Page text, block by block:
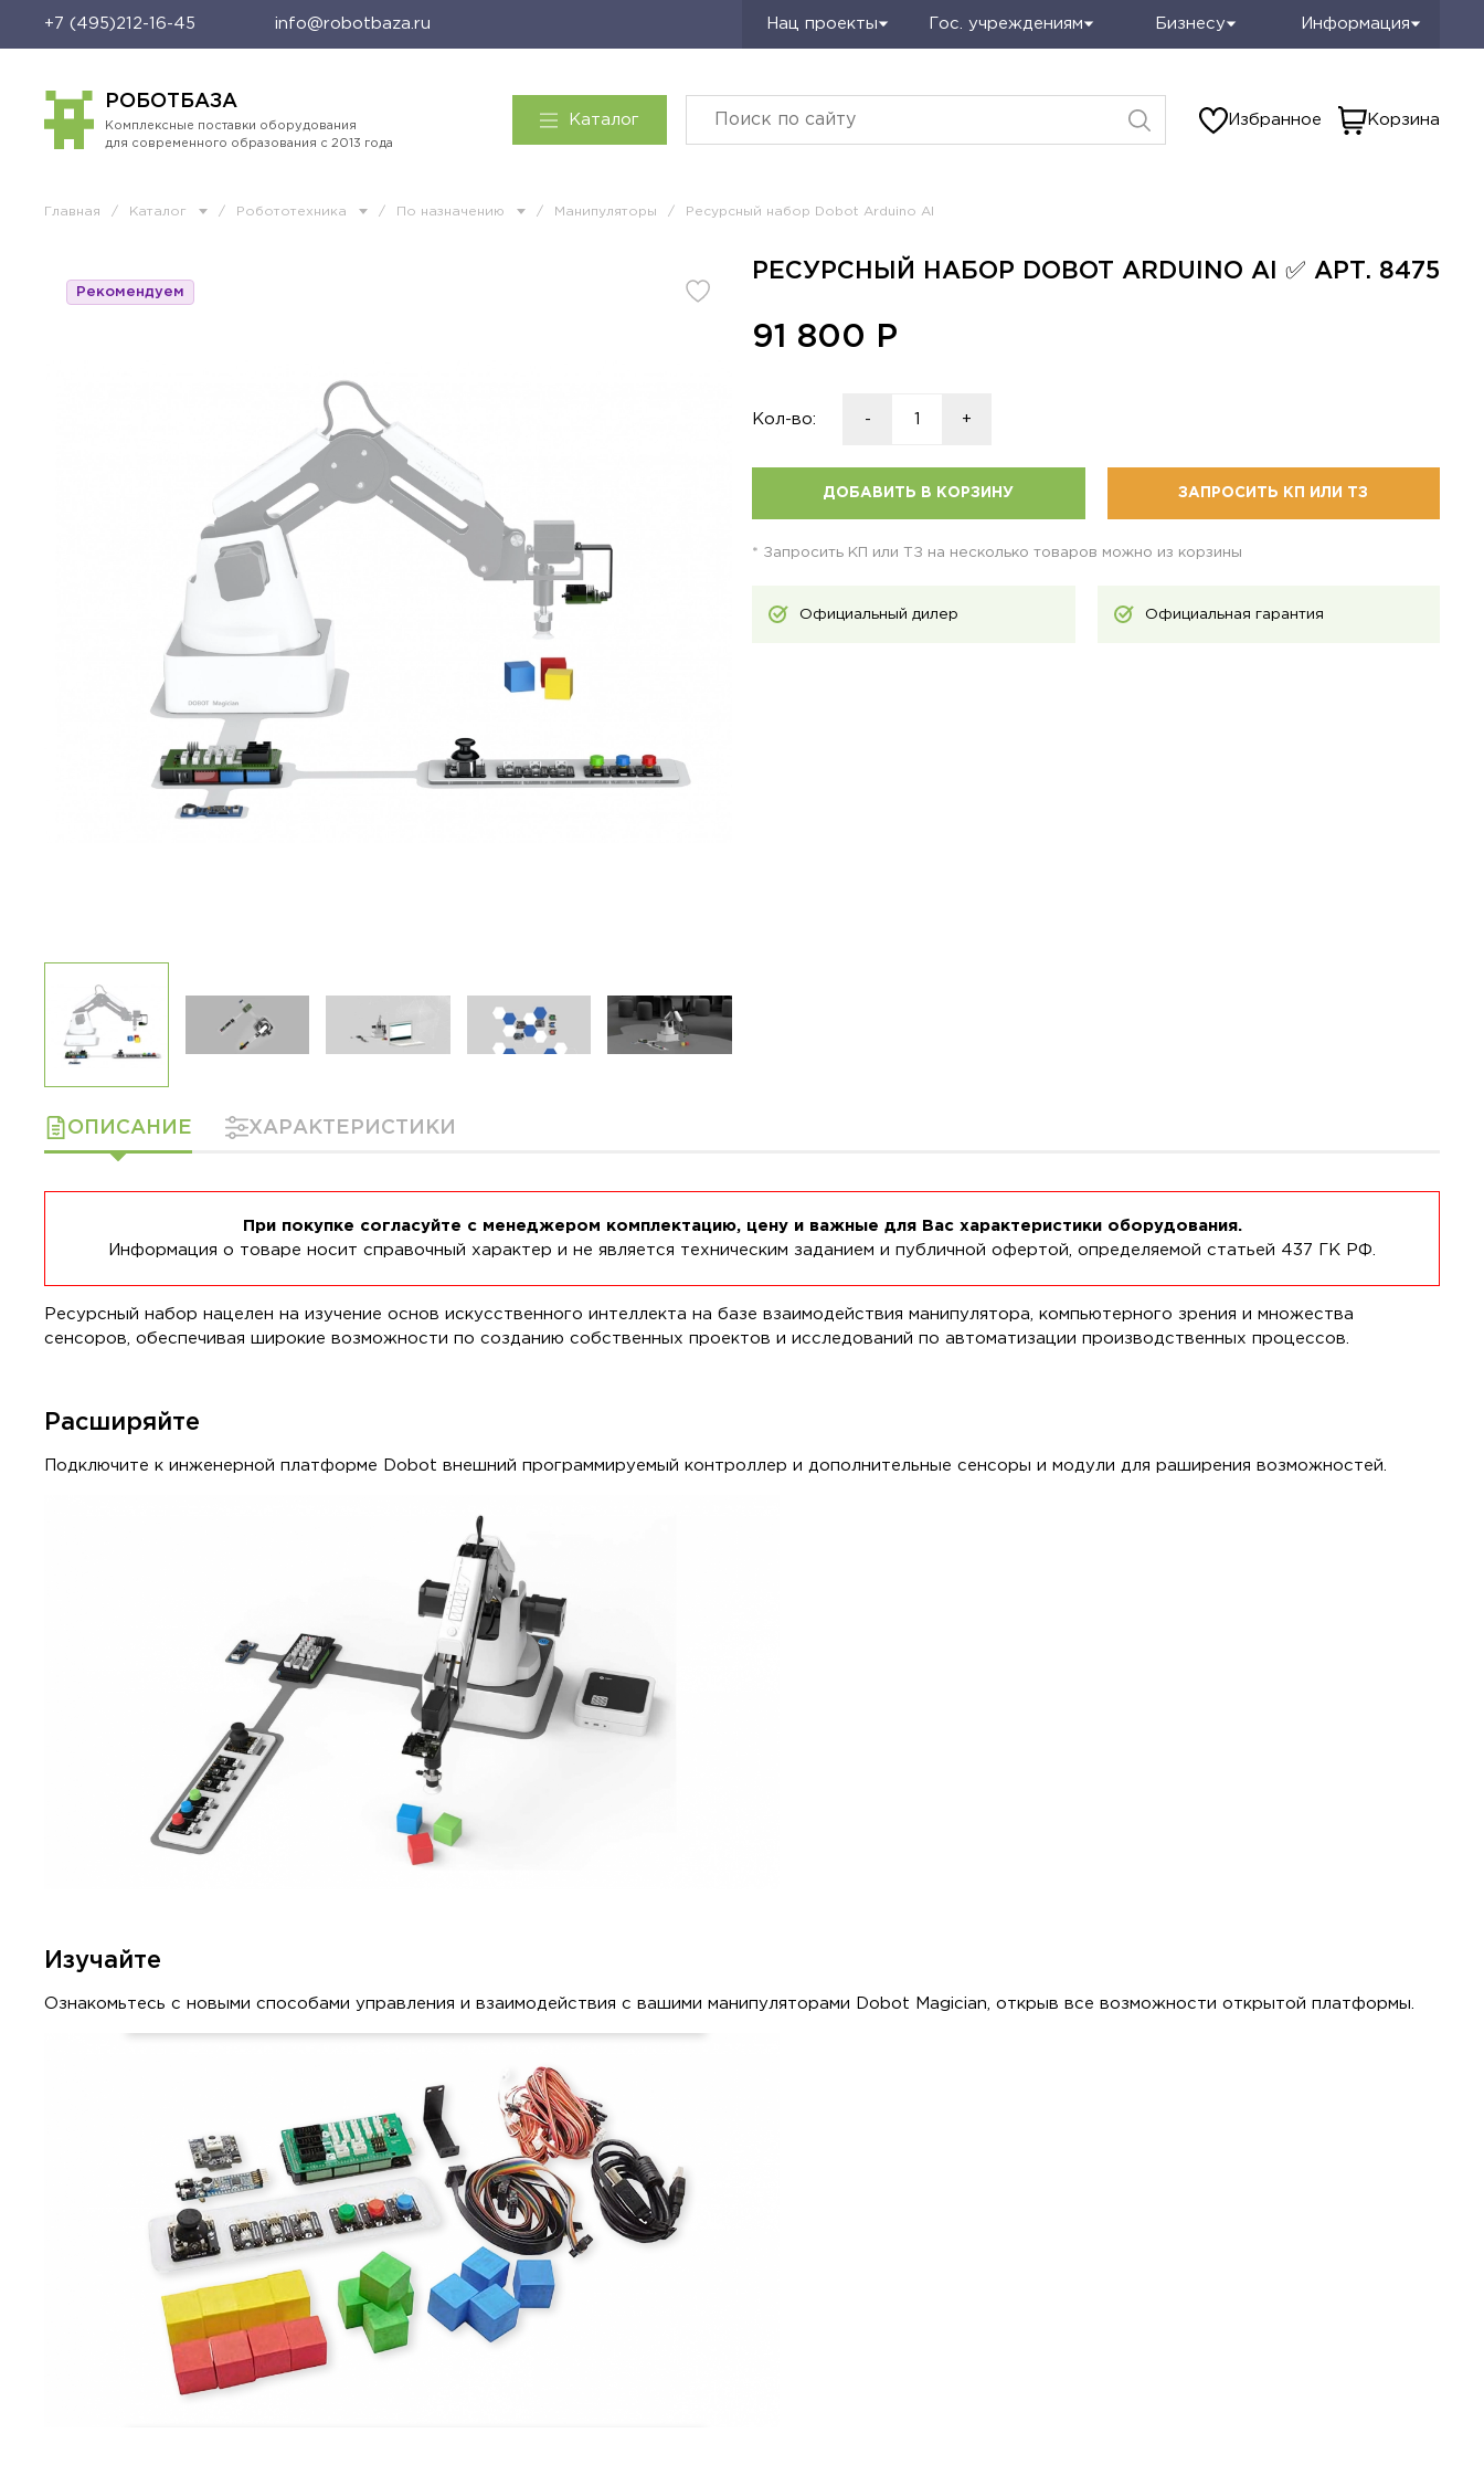
+7 (495)212-16-45 info@robotbaza.ru Нац проекты Гос. учреждениям Бизнесу Информация
РОБОТБАЗА
Комплексные поставки оборудования
для современного образования с 2013 года
Каталог Избранное Корзина
Главная / Каталог / Робототехника / По назначению / Манипуляторы / Ресурсный набор Dobot Arduino AI
Рекомендуем
РЕСУРСНЫЙ НАБОР DOBOT ARDUINO AI ✅ АРТ. 8475
91 800 Р
Кол-во: - +
ДОБАВИТЬ В КОРЗИНУ ЗАПРОСИТЬ КП ИЛИ ТЗ
* Запросить КП или ТЗ на несколько товаров можно из корзины
Официальный дилер Официальная гарантия
ОПИСАНИЕ ХАРАКТЕРИСТИКИ
При покупке согласуйте с менеджером комплектацию, цену и важные для Вас характеристики оборудования.
Информация о товаре носит справочный характер и не является техническим заданием и публичной офертой, определяемой статьей 437 ГК РФ.
Ресурсный набор нацелен на изучение основ искусственного интеллекта на базе взаимодействия манипулятора, компьютерного зрения и множества
сенсоров, обеспечивая широкие возможности по созданию собственных проектов и исследований по автоматизации производственных процессов.
Расширяйте
Подключите к инженерной платформе Dobot внешний программируемый контроллер и дополнительные сенсоры и модули для раширения возможностей.
Изучайте
Ознакомьтесь с новыми способами управления и взаимодействия с вашими манипуляторами Dobot Magician, открыв все возможности открытой платформы.